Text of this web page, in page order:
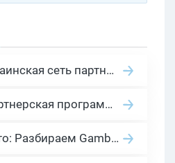
SalesDoubler: украинская сеть партнерских программ с оплатой за действие
Partners 1win: партнерская программа казино в нише гемблинг арбитраж
2026 Гемблинг это: Разбираем Gambling вертикаль, и все что связано с гемблинг и беттинг офферами